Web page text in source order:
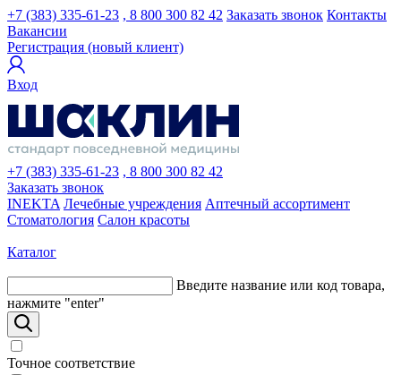
+7 (383) 335-61-23 , 8 800 300 82 42 Заказать звонок Контакты
Вакансии
Регистрация (новый клиент)
Вход
+7 (383) 335-61-23 , 8 800 300 82 42
Заказать звонок
INEKTA Лечебные учреждения Аптечный ассортимент
Стоматология Салон красоты
Каталог
Введите название или код товара,
нажмите "enter"
Точное соответствие